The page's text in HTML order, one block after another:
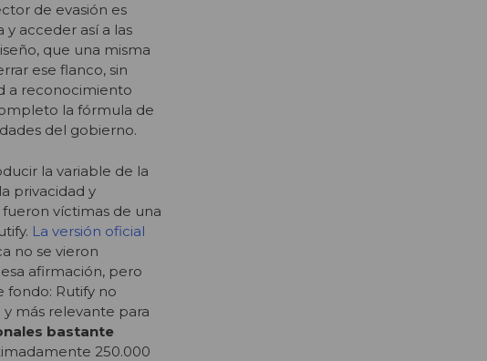
de evasión es
acceder así a las
que una misma
ese flanco, sin
a reconocimiento
la fórmula de
del gobierno.
la variable de la
privacidad y
víctimas de una
La versión oficial
no se vieron
afirmación, pero
fondo: Rutify no
más relevante para
bastante
250.000